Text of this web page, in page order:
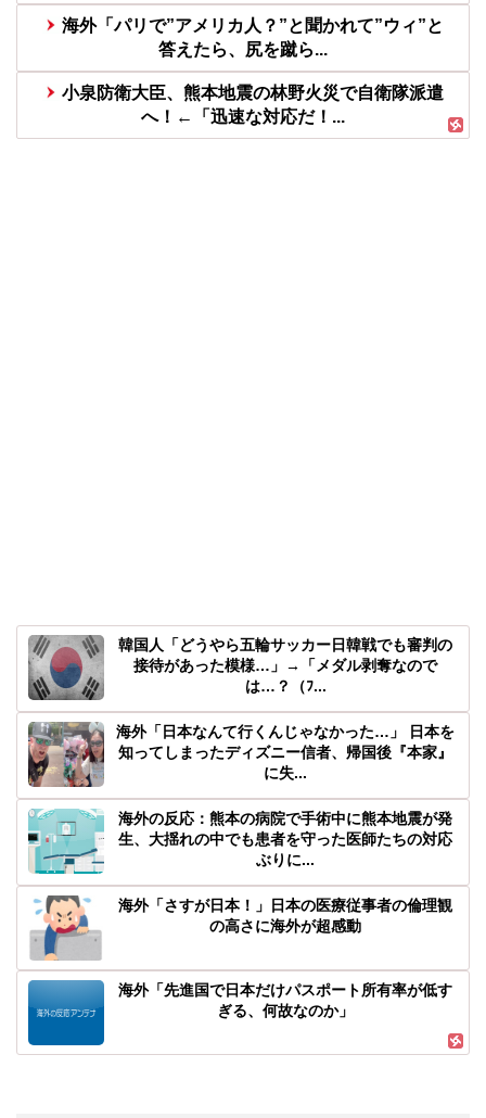
海外「パリで”アメリカ人？”と聞かれて”ウィ”と
答えたら、尻を蹴ら...
小泉防衛大臣、熊本地震の林野火災で自衛隊派遣
へ！←「迅速な対応だ！...
韓国人「どうやら五輪サッカー日韓戦でも審判の
接待があった模様…」→「メダル剥奪なので
は…？（ﾌ...
海外「日本なんて行くんじゃなかった…」 日本を
知ってしまったディズニー信者、帰国後『本家』
に失...
海外の反応：熊本の病院で手術中に熊本地震が発
生、大揺れの中でも患者を守った医師たちの対応
ぶりに...
海外「さすが日本！」日本の医療従事者の倫理観
の高さに海外が超感動
海外「先進国で日本だけパスポート所有率が低す
ぎる、何故なのか」